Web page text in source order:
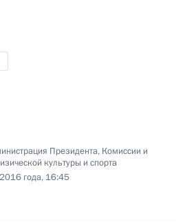
Президента, Комиссии и
культуры и спорта
года, 16:45